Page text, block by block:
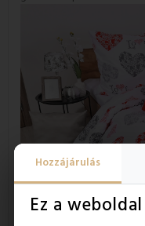
Hozzájárulás
Ez a